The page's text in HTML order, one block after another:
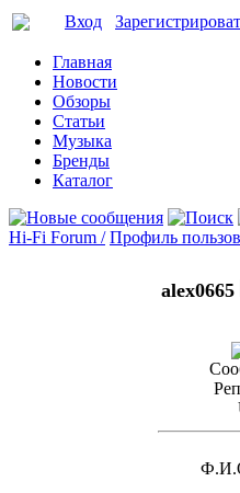
Вход
Главная
Новости
Обзоры
Статьи
Музыка
Бренды
Каталог
Hi-Fi Forum / Профиль
alex0665